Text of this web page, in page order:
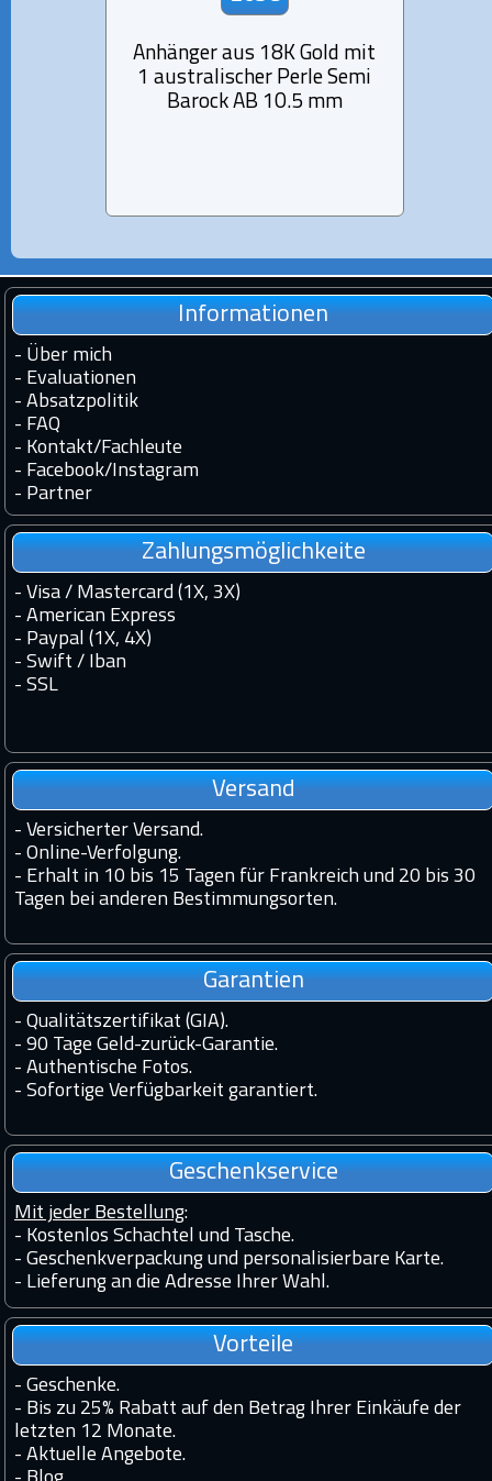
Anhänger aus 18K Gold mit
1 australischer Perle Semi
Barock AB 10.5 mm
Informationen
- Über mich
- Evaluationen
- Absatzpolitik
- FAQ
- Kontakt/Fachleute
- Facebook/Instagram
- Partner
Zahlungsmöglichkeite
- Visa / Mastercard (1X, 3X)
- American Express
- Paypal (1X, 4X)
- Swift / Iban
- SSL
Versand
- Versicherter Versand.
- Online-Verfolgung.
- Erhalt in 10 bis 15 Tagen für Frankreich und 20 bis 30
Tagen bei anderen Bestimmungsorten.
Garantien
- Qualitätszertifikat (GIA).
- 90 Tage Geld-zurück-Garantie.
- Authentische Fotos.
- Sofortige Verfügbarkeit garantiert.
Geschenkservice
Mit jeder Bestellung:
- Kostenlos Schachtel und Tasche.
- Geschenkverpackung und personalisierbare Karte.
- Lieferung an die Adresse Ihrer Wahl.
Vorteile
- Geschenke.
- Bis zu 25% Rabatt auf den Betrag Ihrer Einkäufe der
letzten 12 Monate.
- Aktuelle Angebote.